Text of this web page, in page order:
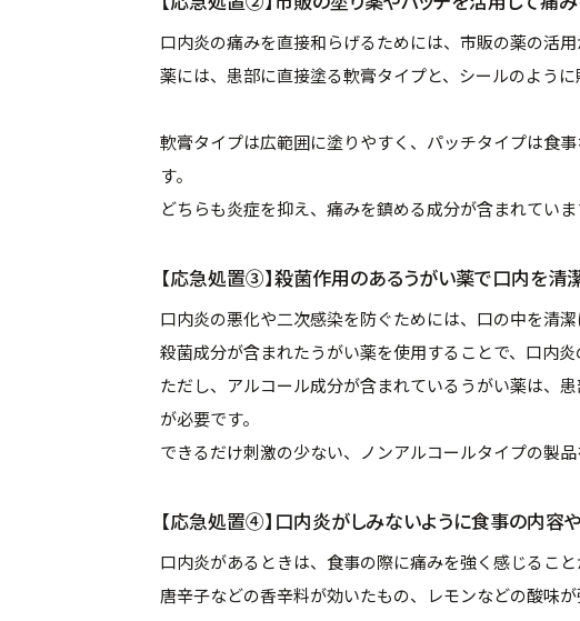
口内炎の痛みを直接和らげるためには、市販の薬の活用
薬には、患部に直接塗る軟膏タイプと、シールのように
軟膏タイプは広範囲に塗りやすく、パッチタイプは食
す。
どちらも炎症を抑え、痛みを鎮める成分が含まれていま
【応急処置③】殺菌作用のあるうがい薬で口内を清
口内炎の悪化や二次感染を防ぐためには、口の中を清潔
殺菌成分が含まれたうがい薬を使用することで、口内
ただし、アルコール成分が含まれているうがい薬は、
が必要です。
できるだけ刺激の少ない、ノンアルコールタイプの製品
【応急処置④】口内炎がしみないように食事の内容
口内炎があるときは、食事の際に痛みを強く感じること
唐辛子などの香辛料が効いたもの、レモンなどの酸味